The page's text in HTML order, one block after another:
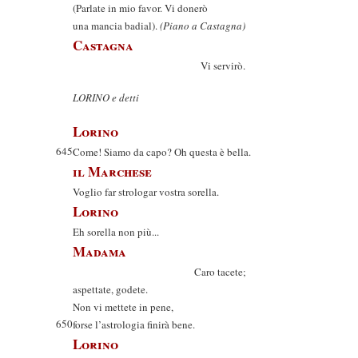
(Parlate in mio favor. Vi donerò
una mancia badial).(Piano a Castagna)
Castagna
Vi servirò.
LORINO e detti
Lorino
645Come! Siamo da capo? Oh questa è bella.
il Marchese
Voglio far strologar vostra sorella.
Lorino
Eh sorella non più...
Madama
Caro tacete;
aspettate, godete.
Non vi mettete in pene,
650forse l’astrologia finirà bene.
Lorino